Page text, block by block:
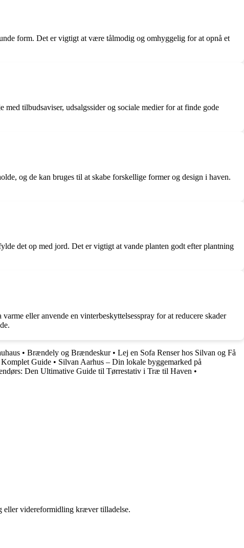
form. Det er vigtigt at være tålmodig og omhyggelig for at opnå et
tilbudsaviser, udsalgssider og sociale medier for at finde gode
og de kan bruges til at skabe forskellige former og design i haven.
det op med jord. Det er vigtigt at vande planten godt efter plantning
eller anvende en vinterbeskyttelsesspray for at reducere skader
• Brændely og Brændeskur• Lej en Sofa Renser hos Silvan og Få
Guide • Silvan Aarhus – Din lokale byggemarked på
Den Ultimative Guide til Tørrestativ i Træ til Haven •
eller videreformidling kræver tilladelse.